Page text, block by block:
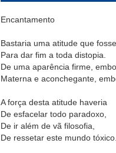
Encantamento
Bastaria uma atitude que fosse
Para dar fim a toda distopia.
De uma aparência firme,
Materna e aconchegante,
A força desta atitude haveria
De esfacelar todo paradoxo,
De ir além de vã filosofia,
De ressetar este mundo tóxico.